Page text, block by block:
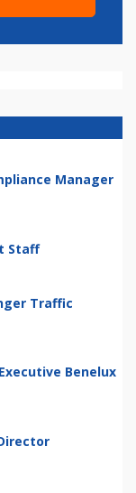
Manager
Staff
Traffic
Benelux